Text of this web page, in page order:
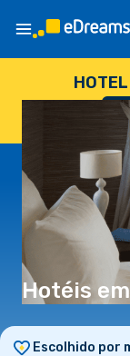
--
DIAS
Hotéis
Escolhido por